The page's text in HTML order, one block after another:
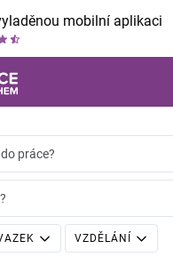
mobilní aplikaci
práce?
VZDĚLÁNÍ